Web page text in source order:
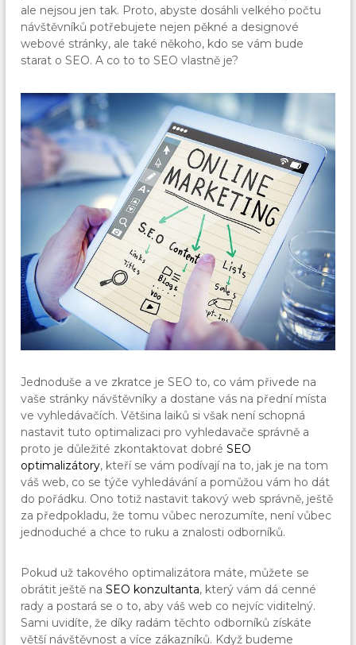
ale nejsou jen tak. Proto, abyste dosáhli velkého počtu
návštěvníků potřebujete nejen pěkné a designové
webové stránky, ale také někoho, kdo se vám bude
starat o SEO. A co to to SEO vlastně je?
Jednoduše a ve zkratce je SEO to, co vám přivede na
vaše stránky návštěvníky a dostane vás na přední místa
ve vyhledávačích. Většina laiků si však není schopná
nastavit tuto optimalizaci pro vyhledavače správně a
proto je důležité zkontaktovat dobréSEO
optimalizátory, kteří se vám podívají na to, jak je na tom
váš web, co se týče vyhledávání a pomůžou vám ho dát
do pořádku. Ono totiž nastavit takový web správně, ještě
za předpokladu, že tomu vůbec nerozumíte, není vůbec
jednoduché a chce to ruku a znalosti odborníků.
Pokud už takového optimalizátora máte, můžete se
obrátit ještě naSEO konzultanta, který vám dá cenné
rady a postará se o to, aby váš web co nejvíc viditelný.
Sami uvidíte, že díky radám těchto odborníků získáte
větší návštěvnost a více zákazníků. Když budeme